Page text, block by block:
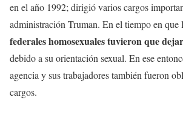
en el año 1992; dirigió varios cargos
administración Truman. En el tiempo en que
federales homosexuales tuvieron que
debido a su orientación sexual. En ese
agencia y sus trabajadores también fueron
cargos.